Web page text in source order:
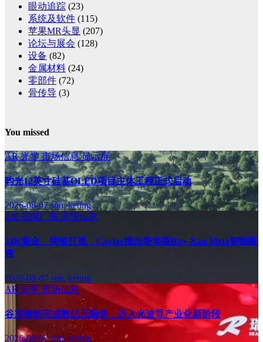
眼动追踪 (23)
系统及软件 (115)
苹果MR头显 (207)
论坛与展会 (128)
设备 (82)
金属材料 (24)
零部件 (72)
骨传导 (3)
You missed
AR光学市场信息显示屏
昀光12英寸硅基OLED项目主体工程正式启动
2026-08-07sun, keting
AR 品牌厂商 市场信息
24K黄金、纯银打造，Caviar推出奢华版Ray-Ban Meta智能眼
镜
2026-08-07 sun, keting
AR 光学 市场信息
谷东智能完成数亿元融资，迈入光波导产业化新阶段
2026-08-07sun, keting